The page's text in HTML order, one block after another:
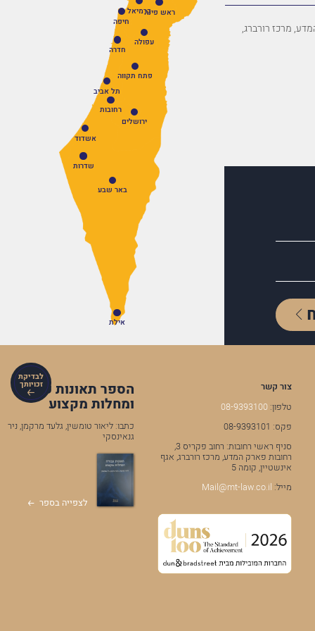
לבדיקת
זכויותך
המדע, מרכז רורברג,
רחובות
תל אביב
חיפה
ירושלים
פתח תקווה
חדרה
אילת
באר שבע
אשדוד
שדרות
עפולה
ראש פינהכרמיאל
צור קשר
טלפון: 08-9393100
פקס: 08-9393101
סניף ראשי רחובות: רחוב פקריס 3,
רחובות פארק המדע, מרכז רורברג, אגף
אינשטיין, קומה 5
מייל: Mail@mt-law.co.il
הספר תאונות עבודה
ומחלות מקצוע
כתבו: ליאור טומשין, גלעד מרקמן, ניר
גנאינסקי
לצפייה בספר